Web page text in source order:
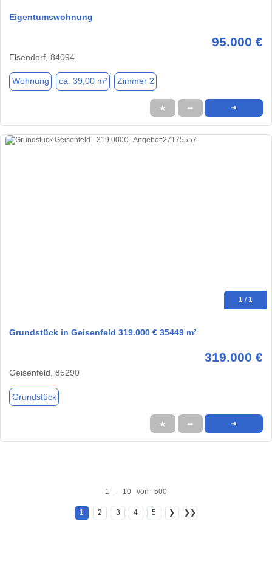
Eigentumswohnung
95.000 €
Elsendorf, 84094
Wohnung ca. 39,00 m² Zimmer 2
★ ➦ ➜
1 / 1
Grundstück in Geisenfeld 319.000 € 35449 m²
319.000 €
Geisenfeld, 85290
Grundstück
★ ➦ ➜
1 - 10 von 500
1 2 3 4 5 ❯ ❯❯